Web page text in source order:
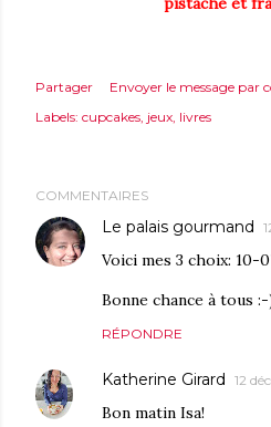
Partager
Envoyer le message par
Labels: cupcakes jeux livres
COMMENTAIRES
Le palais gourmand
Voici mes 3 choix: 10-
Bonne chance à tous
RÉPONDRE
Katherine Girard 12
Bon matin Isa!